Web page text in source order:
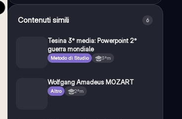
Contenuti simili 6
Tesina 3° media: Powerpoint 2°
guerra mondiale
Metodo di Studio 3ªm
Wolfgang Amadeus MOZART
Altro 2ªm